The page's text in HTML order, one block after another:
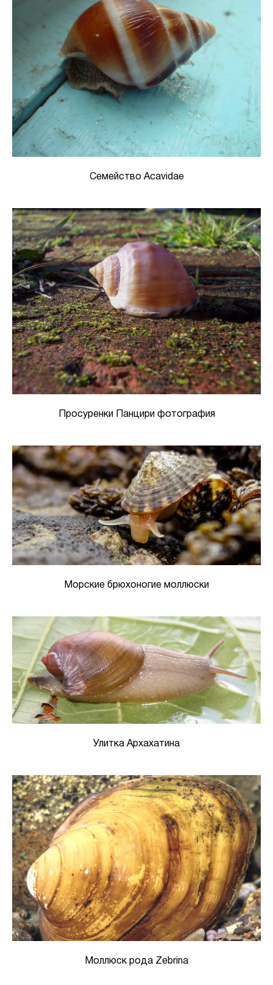
Семейство Acavidae
Просуренки Панцири фотография
Морские брюхоногие моллюски
Улитка Архахатина
Моллюск рода Zebrina